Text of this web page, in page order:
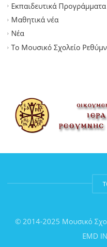
Εκπαιδευτικά Προγράμματα
Μαθητικά νέα
Νέα
Το Μουσικό Σχολείο
© 2014-2025 Μουσικό
EMD